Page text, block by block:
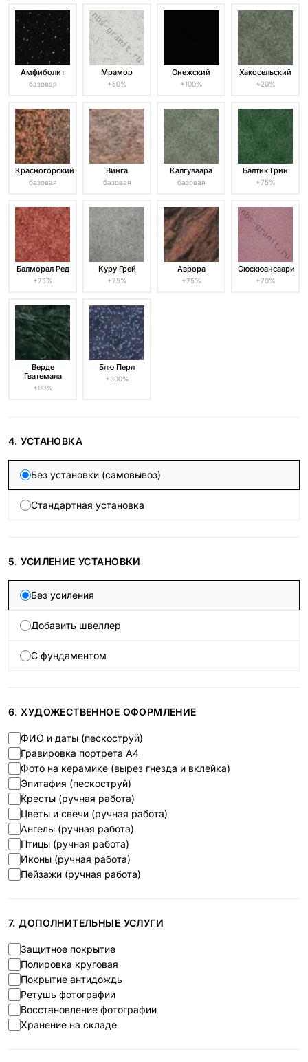
Амфиболит
базовая
Мрамор
+50%
Онежский
+100%
Хакосельский
+20%
Красногорский
базовая
Винга
базовая
Калгуваара
базовая
Балтик Грин
+75%
Балморал Ред
+75%
Куру Грей
+75%
Аврора
+75%
Сюскюансаари
+70%
Верде
Гватемала
+90%
Блю Перл
+300%
4. УСТАНОВКА
Без установки (самовывоз)
Стандартная установка
5. УСИЛЕНИЕ УСТАНОВКИ
Без усиления
Добавить швеллер
С фундаментом
6. ХУДОЖЕСТВЕННОЕ ОФОРМЛЕНИЕ
ФИО и даты (пескоструй)
Гравировка портрета А4
Фото на керамике (вырез гнезда и вклейка)
Эпитафия (пескоструй)
Кресты (ручная работа)
Цветы и свечи (ручная работа)
Ангелы (ручная работа)
Птицы (ручная работа)
Иконы (ручная работа)
Пейзажи (ручная работа)
7. ДОПОЛНИТЕЛЬНЫЕ УСЛУГИ
Защитное покрытие
Полировка круговая
Покрытие антидождь
Ретушь фотографии
Восстановление фотографии
Хранение на складе